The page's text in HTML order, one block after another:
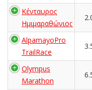
Κένταυρος
Ημιμαραθώνιος
AlpamayoPro
TrailRace
Olympus
Marathon